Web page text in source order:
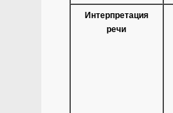
Интерпретация
речи